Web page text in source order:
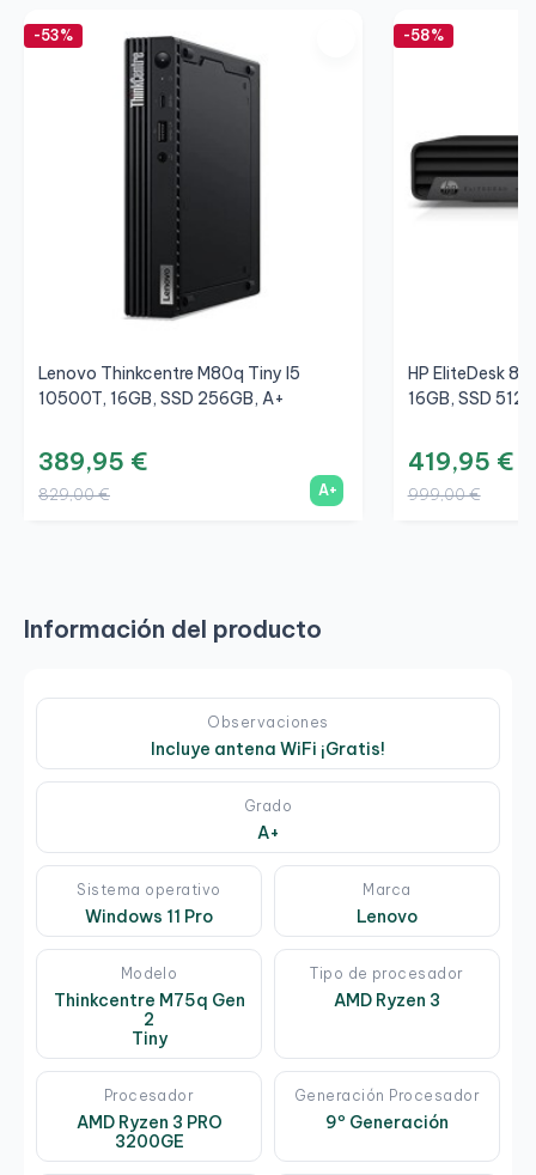
-53%
Lenovo Thinkcentre M80q Tiny I5
10500T, 16GB, SSD 256GB, A+
389,95 €
829,00 € A+
-58%
HP EliteDesk
16GB, SSD
419,95 €
999,00 €
Información del producto
Observaciones
Incluye antena WiFi ¡Gratis!
Grado
A+
Sistema operativo
Windows 11 Pro
Marca
Lenovo
Modelo
Thinkcentre M75q Gen
2
Tiny
Tipo de procesador
AMD Ryzen 3
Procesador
AMD Ryzen 3 PRO
3200GE
Generación Procesador
9º Generación